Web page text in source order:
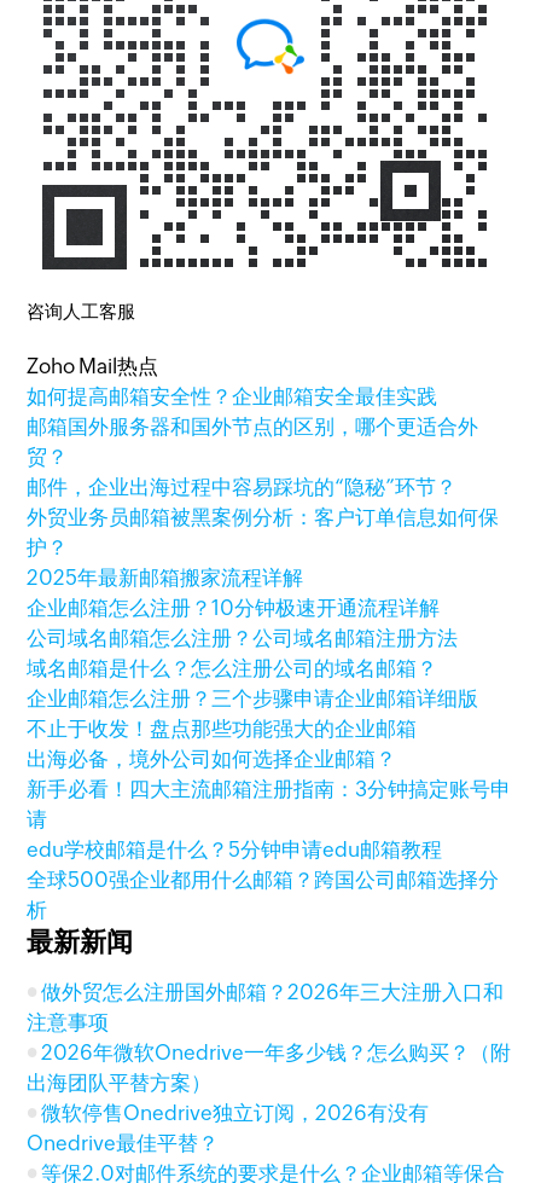
咨询人工客服
Zoho Mail热点
如何提高邮箱安全性？企业邮箱安全最佳实践
邮箱国外服务器和国外节点的区别，哪个更适合外
贸？
邮件，企业出海过程中容易踩坑的“隐秘”环节？
外贸业务员邮箱被黑案例分析：客户订单信息如何保
护？
2025年最新邮箱搬家流程详解
企业邮箱怎么注册？10分钟极速开通流程详解
公司域名邮箱怎么注册？公司域名邮箱注册方法
域名邮箱是什么？怎么注册公司的域名邮箱？
企业邮箱怎么注册？三个步骤申请企业邮箱详细版
不止于收发！盘点那些功能强大的企业邮箱
出海必备，境外公司如何选择企业邮箱？
新手必看！四大主流邮箱注册指南：3分钟搞定账号申
请
edu学校邮箱是什么？5分钟申请edu邮箱教程
全球500强企业都用什么邮箱？跨国公司邮箱选择分
析
最新新闻
做外贸怎么注册国外邮箱？2026年三大注册入口和
注意事项
2026年微软Onedrive一年多少钱？怎么购买？（附
出海团队平替方案）
微软停售Onedrive独立订阅，2026有没有
Onedrive最佳平替？
等保2.0对邮件系统的要求是什么？企业邮箱等保合